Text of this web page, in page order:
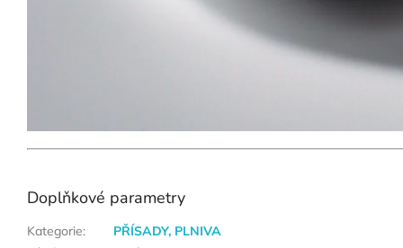
Doplňkové parametry
Kategorie:
PŘÍSADY, PLNIVA